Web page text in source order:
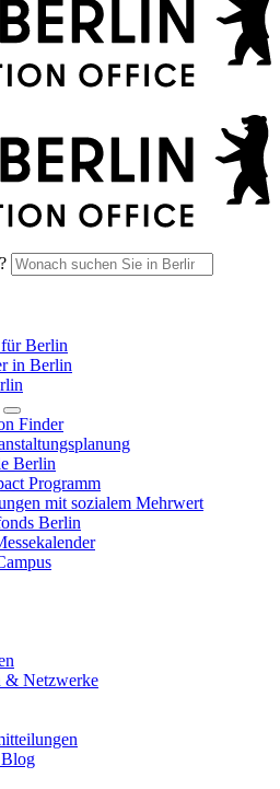
Berlin
in Berlin
Finder
Berlin
Programm
mit sozialem Mehrwert
Berlin
& Netzwerke